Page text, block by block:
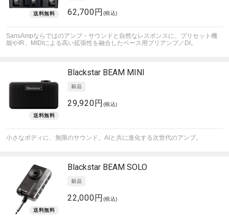
62,700円 (税込)
SansAmpならではのアンプ・サウンドと自然なレスポンスに、プリセット機
能やIR、MIDIによる高い拡張性を融合したベース用プリアンプ／DI。
Blackstar BEAM MINI
29,920円 (税込)
小さなボディに、無限のサウンド。AIと共に進化する次世代のアンプ。
Blackstar BEAM SOLO
22,000円 (税込)